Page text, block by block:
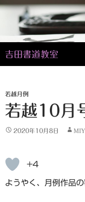
吉田書道教室
索
ン
ツ
へ
キ
プ
若越月例
若越10月
2020年10月8日
+4
ようやく、月例作品